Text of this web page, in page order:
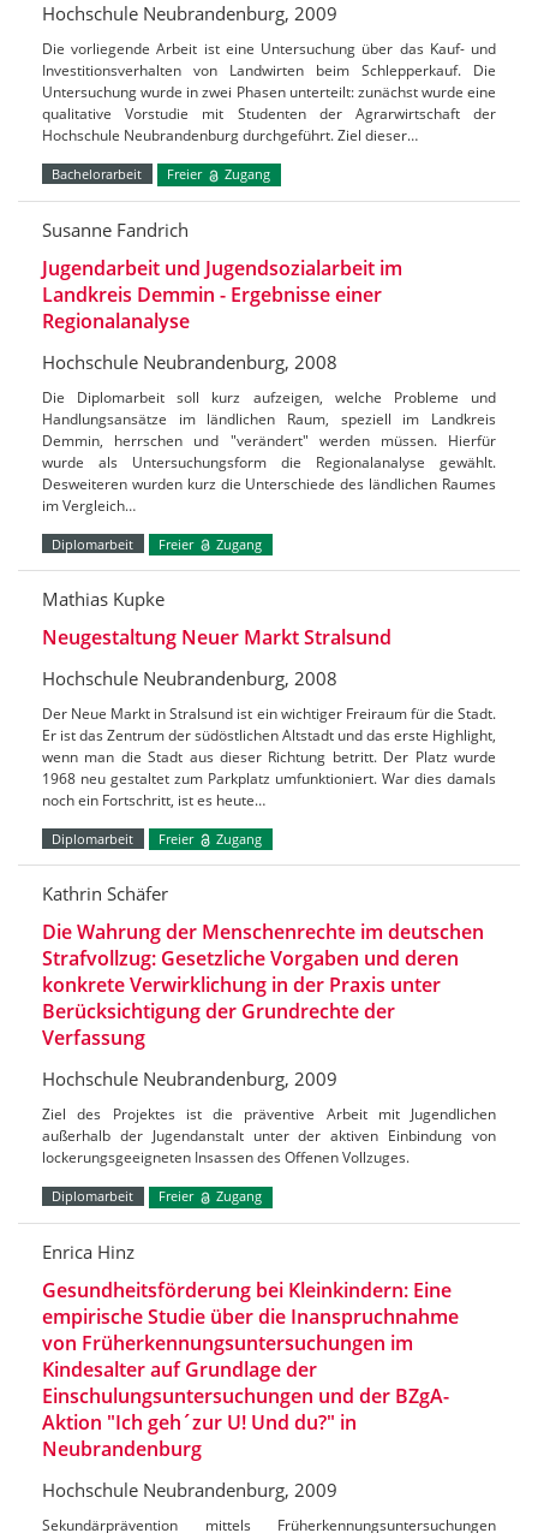
Hochschule Neubrandenburg, 2009
Die vorliegende Arbeit ist eine Untersuchung über das Kauf- und
Investitionsverhalten von Landwirten beim Schlepperkauf. Die
Untersuchung wurde in zwei Phasen unterteilt: zunächst wurde eine
qualitative Vorstudie mit Studenten der Agrarwirtschaft der
Hochschule Neubrandenburg durchgeführt. Ziel dieser…
Bachelorarbeit Freier Zugang
Susanne Fandrich
Jugendarbeit und Jugendsozialarbeit im
Landkreis Demmin - Ergebnisse einer
Regionalanalyse
Hochschule Neubrandenburg, 2008
Die Diplomarbeit soll kurz aufzeigen, welche Probleme und
Handlungsansätze im ländlichen Raum, speziell im Landkreis
Demmin, herrschen und "verändert" werden müssen. Hierfür
wurde als Untersuchungsform die Regionalanalyse gewählt.
Desweiteren wurden kurz die Unterschiede des ländlichen Raumes
im Vergleich…
Diplomarbeit Freier Zugang
Mathias Kupke
Neugestaltung Neuer Markt Stralsund
Hochschule Neubrandenburg, 2008
Der Neue Markt in Stralsund ist ein wichtiger Freiraum für die Stadt.
Er ist das Zentrum der südöstlichen Altstadt und das erste Highlight,
wenn man die Stadt aus dieser Richtung betritt. Der Platz wurde
1968 neu gestaltet zum Parkplatz umfunktioniert. War dies damals
noch ein Fortschritt, ist es heute…
Diplomarbeit Freier Zugang
Kathrin Schäfer
Die Wahrung der Menschenrechte im deutschen
Strafvollzug: Gesetzliche Vorgaben und deren
konkrete Verwirklichung in der Praxis unter
Berücksichtigung der Grundrechte der
Verfassung
Hochschule Neubrandenburg, 2009
Ziel des Projektes ist die präventive Arbeit mit Jugendlichen
außerhalb der Jugendanstalt unter der aktiven Einbindung von
lockerungsgeeigneten Insassen des Offenen Vollzuges.
Diplomarbeit Freier Zugang
Enrica Hinz
Gesundheitsförderung bei Kleinkindern: Eine
empirische Studie über die Inanspruchnahme
von Früherkennungsuntersuchungen im
Kindesalter auf Grundlage der
Einschulungsuntersuchungen und der BZgA-
Aktion "Ich geh´zur U! Und du?" in
Neubrandenburg
Hochschule Neubrandenburg, 2009
Sekundärprävention mittels Früherkennungsuntersuchungen